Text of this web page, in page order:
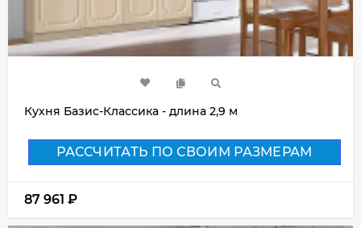
Кухня Базис-Классика - длина 2,9 м
РАССЧИТАТЬ ПО СВОИМ РАЗМЕРАМ
87 961 ₽